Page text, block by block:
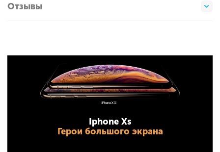
Отзывы
Iphone Xs
Герои большого экрана